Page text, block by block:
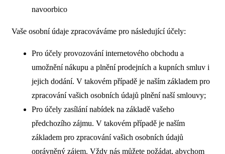
navoorbico
Vaše osobní údaje zpracováváme pro následující účely:
Pro účely provozování internetového obchodu a
umožnění nákupu a plnění prodejních a kupních smluv i
jejich dodání. V takovém případě je naším základem pro
zpracování vašich osobních údajů plnění naší smlouvy;
Pro účely zasílání nabídek na základě vašeho
předchozího zájmu. V takovém případě je naším
základem pro zpracování vašich osobních údajů
oprávněný zájem. Vždy nás můžete požádat, abychom